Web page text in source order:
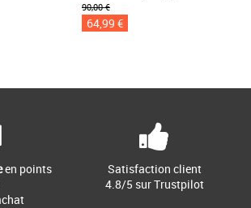
90,00 €
64,99 €
en points
Satisfaction client
4.8/5 sur Trustpilot